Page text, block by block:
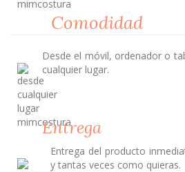
Comodidad
Desde el móvil, ordenador o
cualquier lugar.
Entrega
Entrega del producto
y tantas veces como quieras.